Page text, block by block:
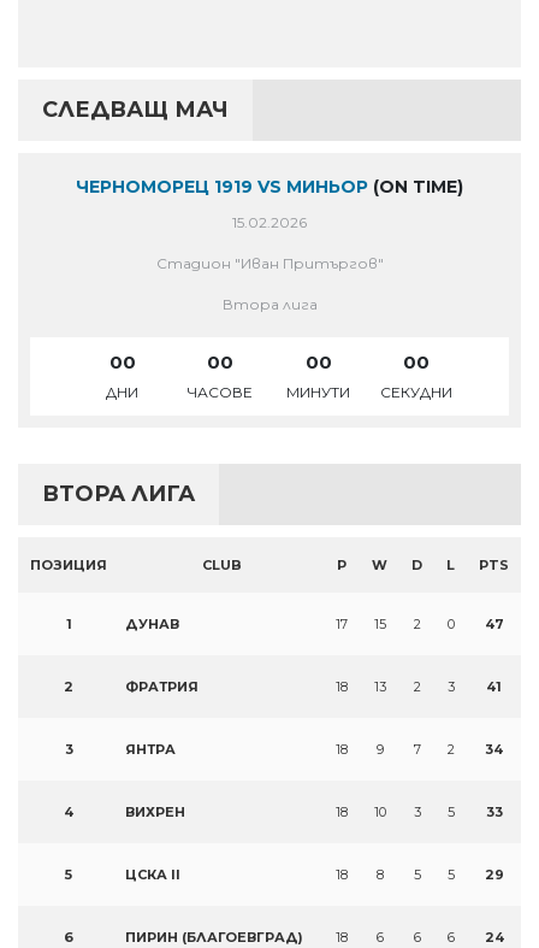
СЛЕДВАЩ МАЧ
ЧЕРНОМОРЕЦ 1919 VS МИНЬОР (ON TIME)
15.02.2026
Стадион "Иван Притъргов"
Втора лига
00
ДНИ
00
ЧАСОВЕ
00
МИНУТИ
00
СЕКУДНИ
ВТОРА ЛИГА
ПОЗИЦИЯ CLUB P W D L PTS
1 ДУНАВ 17 15 2 0 47
2 ФРАТРИЯ 18 13 2 3 41
3 ЯНТРА 18 9 7 2 34
4 ВИХРЕН 18 10 3 5 33
5 ЦСКА II 18 8 5 5 29
6 ПИРИН (БЛАГОЕВГРАД) 18 6 6 6 24